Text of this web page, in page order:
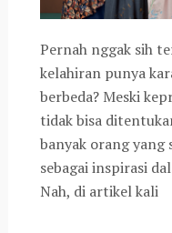
Pernah nggak sih
kelahiran punya
berbeda? Meski
tidak bisa
banyak orang yang
sebagai inspirasi
Nah, di artikel kali